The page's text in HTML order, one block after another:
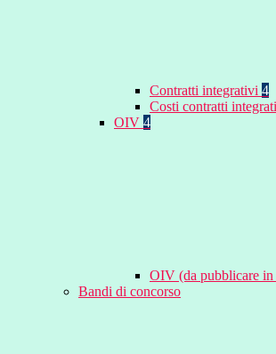
Contratti integrativi 4
Costi contratti
OIV 4
OIV (da pubblicare in
Bandi di concorso